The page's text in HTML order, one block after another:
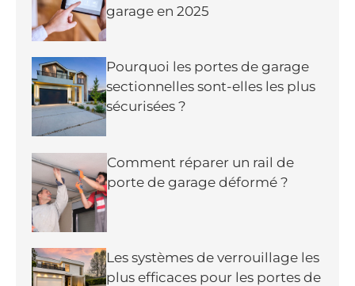
garage en 2025
Pourquoi les portes de garage
sectionnelles sont-elles les plus
sécurisées ?
Comment réparer un rail de
porte de garage déformé ?
Les systèmes de verrouillage les
plus efficaces pour les portes de